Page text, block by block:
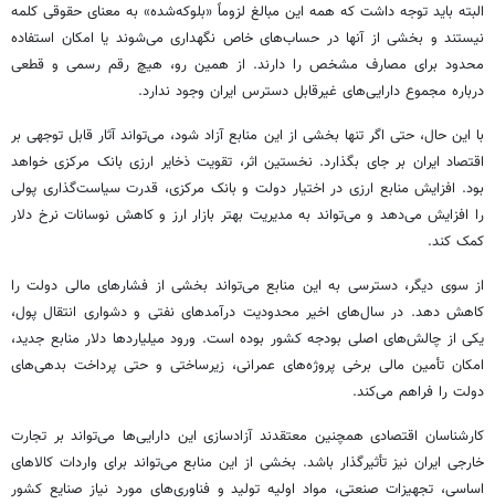
البته باید توجه داشت که همه این مبالغ لزوماً «بلوکه‌شده» به معنای حقوقی کلمه
نیستند و بخشی از آنها در حساب‌های خاص نگهداری می‌شوند یا امکان استفاده
محدود برای مصارف مشخص را دارند. از همین رو، هیچ رقم رسمی و قطعی
درباره مجموع دارایی‌های غیرقابل دسترس ایران وجود ندارد.
با این حال، حتی اگر تنها بخشی از این منابع آزاد شود، می‌تواند آثار قابل توجهی بر
اقتصاد ایران بر جای بگذارد. نخستین اثر، تقویت ذخایر ارزی بانک مرکزی خواهد
بود. افزایش منابع ارزی در اختیار دولت و بانک مرکزی، قدرت سیاست‌گذاری پولی
را افزایش می‌دهد و می‌تواند به مدیریت بهتر بازار ارز و کاهش نوسانات نرخ دلار
کمک کند.
از سوی دیگر، دسترسی به این منابع می‌تواند بخشی از فشارهای مالی دولت را
کاهش دهد. در سال‌های اخیر محدودیت درآمدهای نفتی و دشواری انتقال پول،
یکی از چالش‌های اصلی بودجه کشور بوده است. ورود میلیاردها دلار منابع جدید،
امکان تأمین مالی برخی پروژه‌های عمرانی، زیرساختی و حتی پرداخت بدهی‌های
دولت را فراهم می‌کند.
کارشناسان اقتصادی همچنین معتقدند آزادسازی این دارایی‌ها می‌تواند بر تجارت
خارجی ایران نیز تأثیرگذار باشد. بخشی از این منابع می‌تواند برای واردات کالاهای
اساسی، تجهیزات صنعتی، مواد اولیه تولید و فناوری‌های مورد نیاز صنایع کشور